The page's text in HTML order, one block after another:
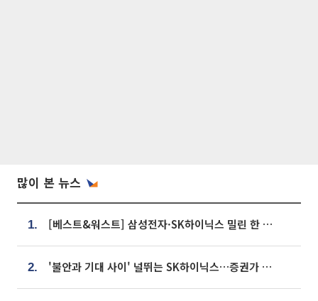
많이 본 뉴스
1. [베스트&워스트] 삼성전자·SK하이닉스 밀린 한 주…상상인증권은 85% 급등
2. '불안과 기대 사이' 널뛰는 SK하이닉스…증권가 "HBM4·LTA 기반 펀터멘털 견고"